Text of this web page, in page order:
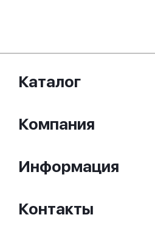
Контакты
Каталог
Компания
Информация